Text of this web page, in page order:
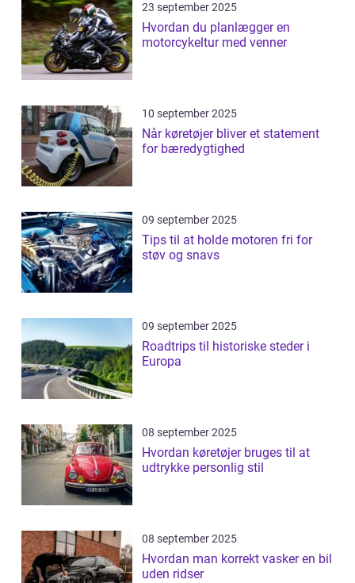
23 september 2025
Hvordan du planlægger en
motorcykeltur med venner
10 september 2025
Når køretøjer bliver et statement
for bæredygtighed
09 september 2025
Tips til at holde motoren fri for
støv og snavs
09 september 2025
Roadtrips til historiske steder i
Europa
08 september 2025
Hvordan køretøjer bruges til at
udtrykke personlig stil
08 september 2025
Hvordan man korrekt vasker en bil
uden ridser